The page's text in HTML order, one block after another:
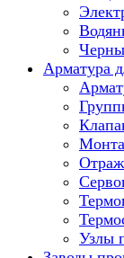
Арматура
Узлы